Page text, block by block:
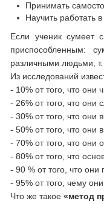
Принимать
Научить работать
Если ученик сумеет
приспособленным:
различными людьми,
Из исследований
- 10% от того, что они
- 26% от того, что они
- 30% от того, что они
- 50% от того, что они
- 70% от того, что они
- 80% от того, что
- 90 % от того, что
- 95% от того, чему
Что же такое«метод